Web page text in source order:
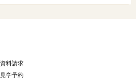
資料請求
見学予約